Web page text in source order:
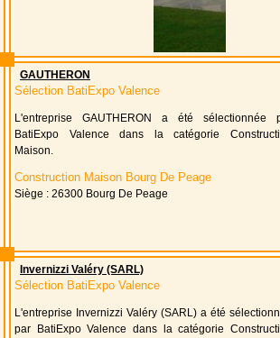
GAUTHERON
Sélection BatiExpo Valence
L'entreprise GAUTHERON a été sélectionnée
BatiExpo Valence dans la catégorie
Maison.
Construction Maison Bourg De Peage
Siège : 26300 Bourg De Peage
Invernizzi Valéry (SARL)
Sélection BatiExpo Valence
L'entreprise Invernizzi Valéry (SARL) a été
par BatiExpo Valence dans la catégorie